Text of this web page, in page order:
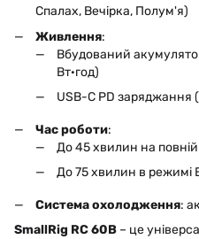
Спалах, Вечірка, Полум'я)
Живлення:
Вбудований
Вт·год)
USB-C PD заряджання
Час роботи:
До 45 хвилин на
До 75 хвилин в режимі
Система охолодження:
SmallRig RC 60B – це